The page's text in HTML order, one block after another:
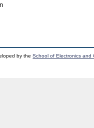
by theSchool of Electronics and